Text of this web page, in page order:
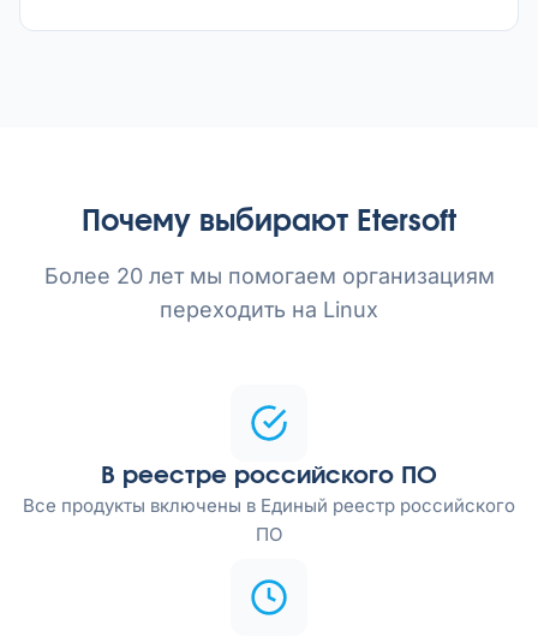
Почему выбирают Etersoft
Более 20 лет мы помогаем организациям
переходить на Linux
В реестре российского ПО
Все продукты включены в Единый реестр российского
ПО